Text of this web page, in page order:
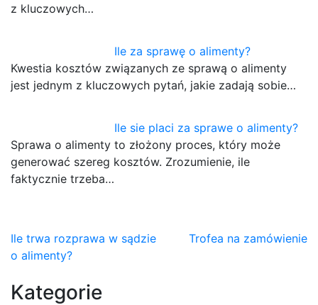
z kluczowych…
Ile za sprawę o alimenty?
Kwestia kosztów związanych ze sprawą o alimenty
jest jednym z kluczowych pytań, jakie zadają sobie…
Ile sie placi za sprawe o alimenty?
Sprawa o alimenty to złożony proces, który może
generować szereg kosztów. Zrozumienie, ile
faktycznie trzeba…
Nawigacja
wpisu
Ile trwa rozprawa w sądzie
o alimenty?
Trofea na zamówienie
Kategorie